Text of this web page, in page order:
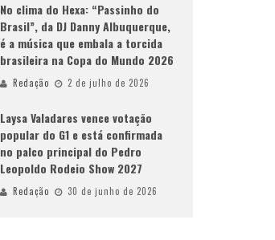
No clima do Hexa: “Passinho do
Brasil”, da DJ Danny Albuquerque,
é a música que embala a torcida
brasileira na Copa do Mundo 2026
Redação 2 de julho de 2026
Laysa Valadares vence votação
popular do G1 e está confirmada
no palco principal do Pedro
Leopoldo Rodeio Show 2027
Redação 30 de junho de 2026